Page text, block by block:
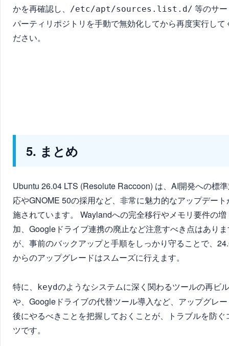
かを再確認し、
/etc/apt/sources.list.d/ 等のサ
パーティリポジトリを手動で無効化してから再度実行して
ださい。
5. まとめ
Ubuntu 26.04 LTS (Resolute Raccoon) は、AI開発への標
応やGNOME 50の採用など、非常に魅力的なアップデート
施されています。 Waylandへの完全移行やメモリ要件の増
加、Googleドライブ連携の廃止など注意すべき点はあり
が、事前のバックアップと手順をしっかり守ることで、
からのアップグレードはスムーズに行えます。
特に、 keydのようなシステムに深く関わるツールの再ビ
や、Googleドライブの代替ツール導入など、アップグレ
後にやるべきことを把握しておくことが、トラブルを防ぐ
ツです。